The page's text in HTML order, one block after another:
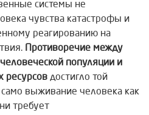
системы не
чувства катастрофы и
реагированию на
Противоречие между
популяции и
ресурсов достигло той
само выживание человека как
требует